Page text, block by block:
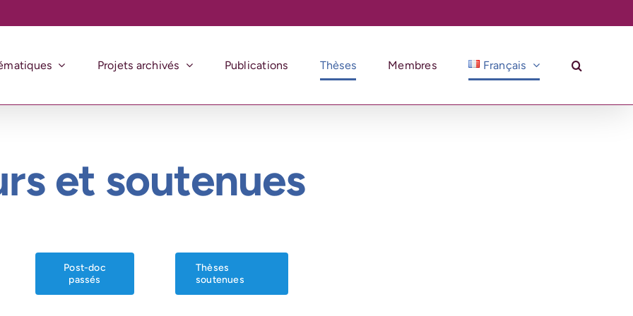
Projets archivés Publications Thèses Membres Français
et soutenues
Post-doc
passés
Thèses
soutenues